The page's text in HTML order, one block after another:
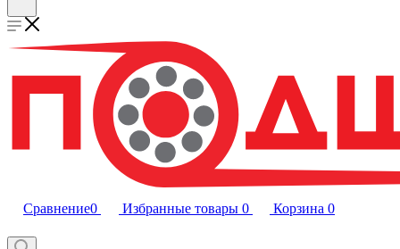
Сравнение0 Избранные товары 0 Корзина 0